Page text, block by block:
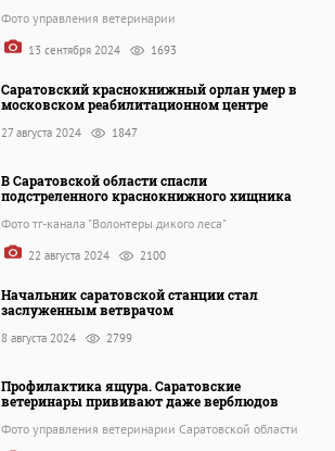
Фото управления ветеринарии
13 сентября 2024 1693
Саратовский краснокнижный орлан умер в
московском реабилитационном центре
27 августа 2024 1847
В Саратовской области спасли
подстреленного краснокнижного хищника
Фото тг-канала "Волонтеры дикого леса"
22 августа 2024 2100
Начальник саратовской станции стал
заслуженным ветврачом
8 августа 2024 2799
Профилактика ящура. Саратовские
ветеринары прививают даже верблюдов
Фото управления ветеринарии Саратовской области